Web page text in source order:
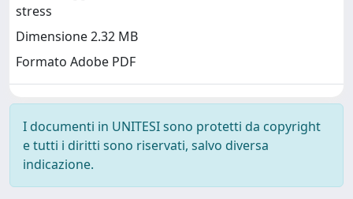
stress
Dimensione 2.32 MB
Formato Adobe PDF
I documenti in UNITESI sono protetti da copyright
e tutti i diritti sono riservati, salvo diversa
indicazione.